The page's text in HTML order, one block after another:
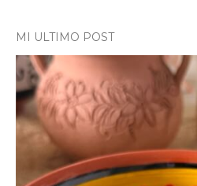
MI ULTIMO POST